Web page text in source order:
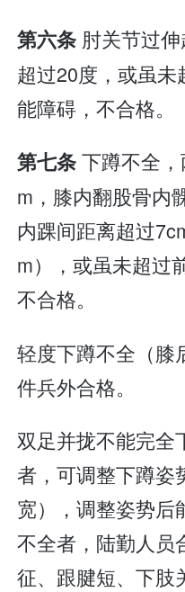
第六条 肘关节过
超过20度，或虽
能障碍，不合格。
第七条下蹲不全
m，膝内翻股骨内
内踝间距离超过
m），或虽未超过
不合格。
轻度下蹲不全（膝
件兵外合格。
双足并拢不能完全
者，可调整下蹲姿
宽），调整姿势后
不全者，陆勤人员
征、跟腱短、下肢